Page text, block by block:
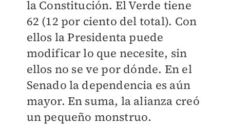
la Constitución. El Verde tiene
62 (12 por ciento del total). Con
ellos la Presidenta puede
modificar lo que necesite, sin
ellos no se ve por dónde. En el
Senado la dependencia es aún
mayor. En suma, la alianza creó
un pequeño monstruo.